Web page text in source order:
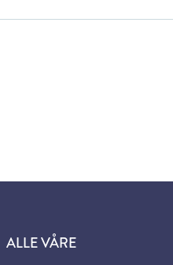
ALLE VÅRE